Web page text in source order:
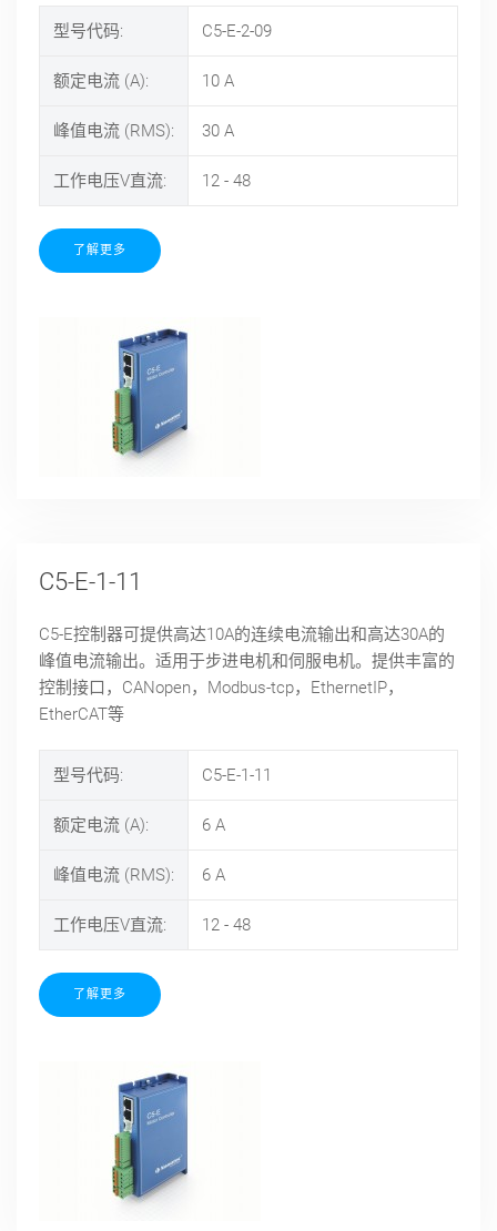
型号代码: C5-E-2-09
额定电流 (A): 10 A
峰值电流 (RMS): 30 A
工作电压V直流: 12 - 48
了解更多
C5-E-1-11
C5-E控制器可提供高达10A的连续电流输出和高达30A的
峰值电流输出。适用于步进电机和伺服电机。提供丰富的
控制接口，CANopen，Modbus-tcp，EthernetIP，
EtherCAT等
型号代码: C5-E-1-11
额定电流 (A): 6 A
峰值电流 (RMS): 6 A
工作电压V直流: 12 - 48
了解更多